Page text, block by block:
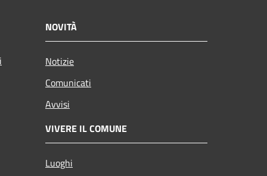
NOVITÀ
Notizie
Comunicati
Avvisi
VIVERE IL COMUNE
Luoghi